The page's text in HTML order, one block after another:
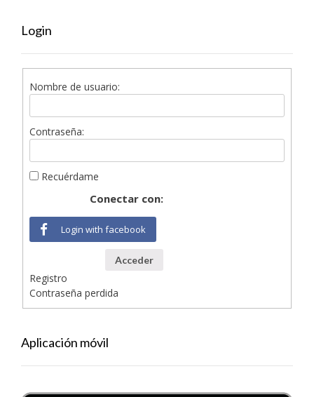
Login
Nombre de usuario:
Contraseña:
Recuérdame
Conectar con:
Login with facebook
Acceder
Registro
Contraseña perdida
Aplicación móvil